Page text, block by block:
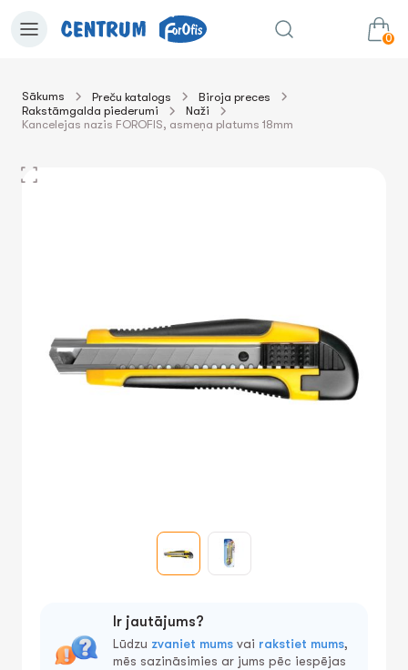
0
uz grozu Summa:
Sākums Preču katalogs
Biroja preces
Rakstāmgalda piederumi
Naži
Kancelejas nazis FOROFIS, asmeņa platums 18mm
Ir jautājums?
Lūdzu zvaniet mums vai rakstiet mums,
mēs sazināsimies ar jums pēc iespējas